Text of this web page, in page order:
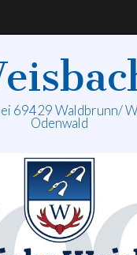
69429 Waldbrunn/
Odenwald